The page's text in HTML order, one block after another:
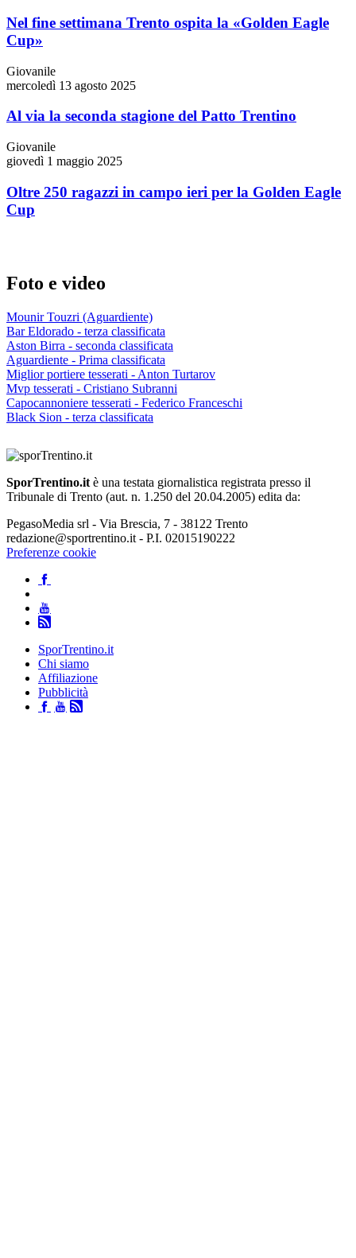
Nel fine settimana Trento ospita la «Golden Eagle
Cup»
Giovanile
mercoledì 13 agosto 2025
Al via la seconda stagione del Patto Trentino
Giovanile
giovedì 1 maggio 2025
Oltre 250 ragazzi in campo ieri per la Golden Eagle
Cup
Foto e video
Mounir Touzri (Aguardiente)
Bar Eldorado - terza classificata
Aston Birra - seconda classificata
Aguardiente - Prima classificata
Miglior portiere tesserati - Anton Turtarov
Mvp tesserati - Cristiano Subranni
Capocannoniere tesserati - Federico Franceschi
Black Sion - terza classificata
SporTrentino.it è una testata giornalistica registrata presso il
Tribunale di Trento (aut. n. 1.250 del 20.04.2005) edita da:
PegasoMedia srl - Via Brescia, 7 - 38122 Trento
redazione@sportrentino.it - P.I. 02015190222
Preferenze cookie
SporTrentino.it
Chi siamo
Affiliazione
Pubblicità